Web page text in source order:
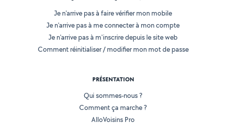
Je n'arrive pas à faire vérifier mon mobile
Je n'arrive pas à me connecter à mon compte
Je n'arrive pas à m'inscrire depuis le site web
Comment réinitialiser / modifier mon mot de passe
PRÉSENTATION
Qui sommes-nous ?
Comment ça marche ?
AlloVoisins Pro